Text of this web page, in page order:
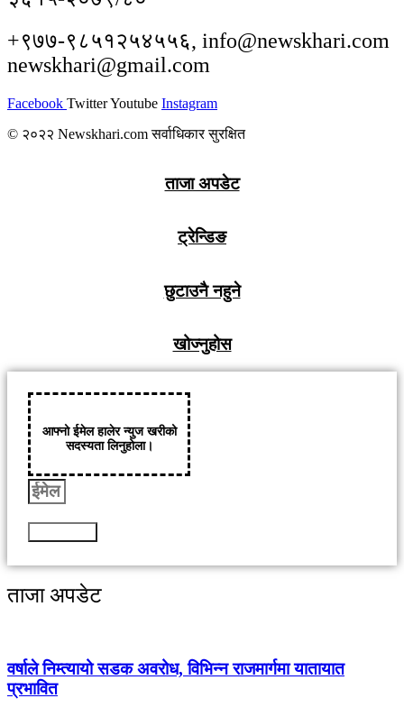
+९७७-९८५१२५४५५६, info@newskhari.com
newskhari@gmail.com
Facebook TwitterYoutube Instagram
© २०२२ Newskhari.com सर्वाधिकार सुरक्षित
ताजा अपडेट
ट्रेन्डिङ
छुटाउनै नहुने
खोज्नुहोस
आफ्नो ईमेल हालेर न्युज खरीको
सदस्यता लिनुहोला।
ताजा अपडेट
वर्षाले निम्त्यायो सडक अवरोध, विभिन्न राजमार्गमा यातायात
प्रभावित